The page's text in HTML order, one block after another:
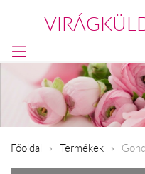
Főoldal Termékek